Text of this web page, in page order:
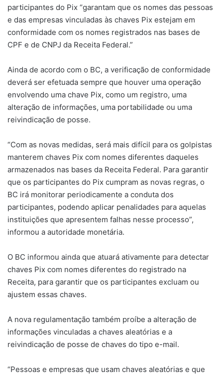
participantes do Pix “garantam que os nomes das pessoas
e das empresas vinculadas às chaves Pix estejam em
conformidade com os nomes registrados nas bases de
CPF e de CNPJ da Receita Federal.”
Ainda de acordo com o BC, a verificação de conformidade
deverá ser efetuada sempre que houver uma operação
envolvendo uma chave Pix, como um registro, uma
alteração de informações, uma portabilidade ou uma
reivindicação de posse.
“Com as novas medidas, será mais difícil para os golpistas
manterem chaves Pix com nomes diferentes daqueles
armazenados nas bases da Receita Federal. Para garantir
que os participantes do Pix cumpram as novas regras, o
BC irá monitorar periodicamente a conduta dos
participantes, podendo aplicar penalidades para aquelas
instituições que apresentem falhas nesse processo”,
informou a autoridade monetária.
O BC informou ainda que atuará ativamente para detectar
chaves Pix com nomes diferentes do registrado na
Receita, para garantir que os participantes excluam ou
ajustem essas chaves.
A nova regulamentação também proíbe a alteração de
informações vinculadas a chaves aleatórias e a
reivindicação de posse de chaves do tipo e-mail.
“Pessoas e empresas que usam chaves aleatórias e que